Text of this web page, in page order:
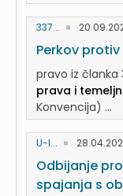
337...
Perkov
pravo iz članka
prava i
Konvencija) ...
U-I...
Odbijanje
spajanja s